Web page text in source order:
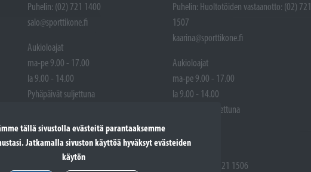
tällä sivustolla evästeitä parantaaksemme
Jatkamalla sivuston käyttöä hyväksyt evästeiden
käytön
Puhelin: (02) 721 1400
salo@sporttikone.fi
Aukioloajat
ma-pe 9.00 - 17.00
la 9.00 - 14.00
Pyhäpäivät suljettuna
Varaosat: (02) 721 1407
Huoltotöiden vastaanotto: 02 7211405
Puhelin: Huoltotöiden vastaanotto: (02) 721
1507
kaarina@sporttikone.fi
Aukioloajat
ma-pe 9.00 - 17.00
la 9.00 - 14.00
Pyhäpäivät suljettuna
Varaosat: (02) 721 1506